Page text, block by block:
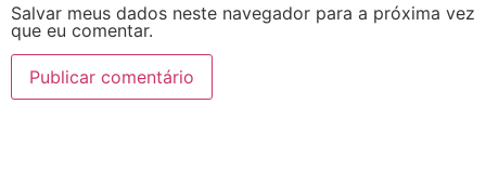
Salvar meus dados neste navegador para a próxima vez
que eu comentar.